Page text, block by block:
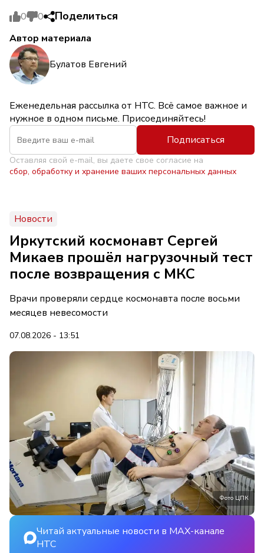
0 0 Поделиться
Автор материала
Булатов Евгений
Еженедельная рассылка от НТС. Всё самое важное и
нужное в одном письме. Присоединяйтесь!
Подписаться
Оставляя свой e-mail, вы даете свое согласие на
сбор, обработку и хранение ваших персональных данных
Новости
Иркутский космонавт Сергей
Микаев прошёл нагрузочный тест
после возвращения с МКС
Врачи проверяли сердце космонавта после восьми
месяцев невесомости
07.08.2026 - 13:51
Фото ЦПК
Читай актуальные новости в MAX-канале
НТС